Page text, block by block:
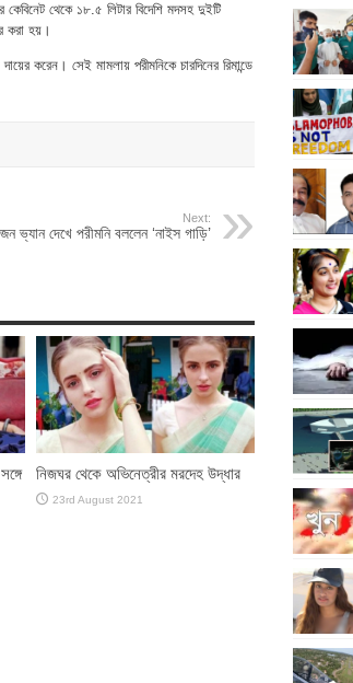
থেকে ১৮.৫ লিটার বিদেশি মদসহ দুইটি
করা হয়।
করেন। সেই মামলায় পরীমনিকে চারদিনের রিমান্ডে
Next:
ভ্যান দেখে পরীমনি বললেন ‘নাইস গাড়ি’
নিজঘর থেকে অভিনেত্রীর মরদেহ উদ্ধার
23rd August 2021